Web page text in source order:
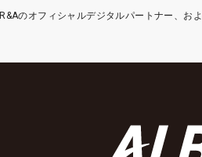
のオフィシャルデジタルパートナー、お